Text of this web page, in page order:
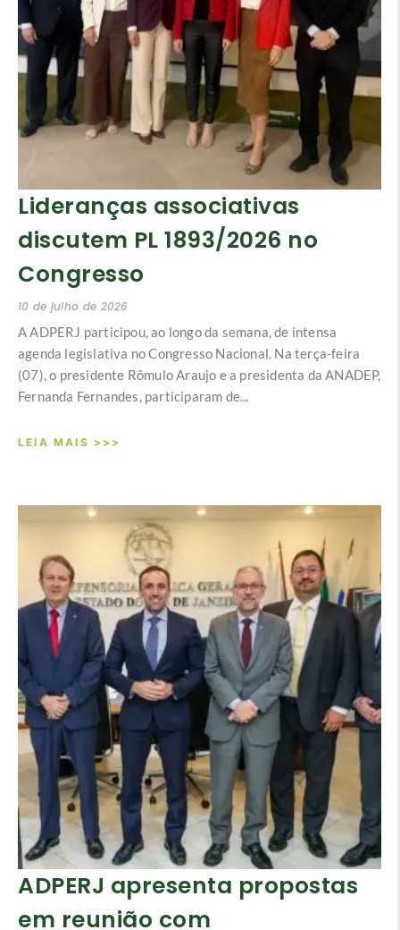
Lideranças associativas
discutem PL 1893/2026 no
Congresso
10 de julho de 2026
A ADPERJ participou, ao longo da semana, de intensa
agenda legislativa no Congresso Nacional. Na terça-feira
(07), o presidente Rômulo Araujo e a presidenta da ANADEP,
Fernanda Fernandes, participaram de...
LEIA MAIS >>>
ADPERJ apresenta propostas
em reunião com